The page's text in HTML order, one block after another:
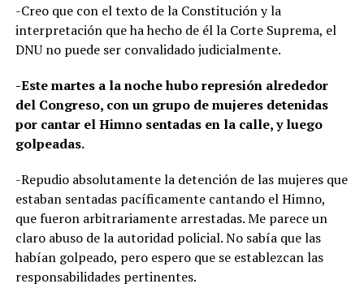
-Creo que con el texto de la Constitución y la
interpretación que ha hecho de él la Corte Suprema, el
DNU no puede ser convalidado judicialmente.
-Este martes a la noche hubo represión alrededor
del Congreso, con un grupo de mujeres detenidas
por cantar el Himno sentadas en la calle, y luego
golpeadas.
-Repudio absolutamente la detención de las mujeres que
estaban sentadas pacíficamente cantando el Himno,
que fueron arbitrariamente arrestadas. Me parece un
claro abuso de la autoridad policial. No sabía que las
habían golpeado, pero espero que se establezcan las
responsabilidades pertinentes.